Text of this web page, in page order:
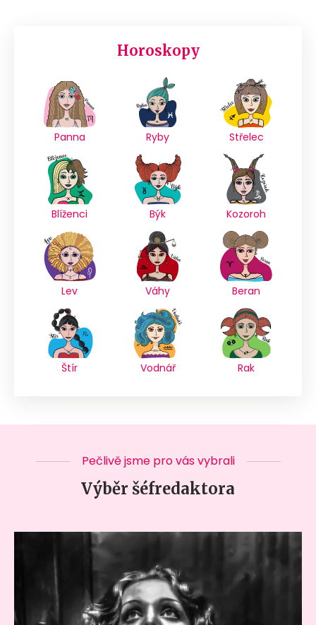
Horoskopy
Panna Ryby Střelec
Blíženci Býk Kozoroh
Lev Váhy Beran
Štír Vodnář Rak
Pečlivě jsme pro vás vybrali
Výběr šéfredaktora